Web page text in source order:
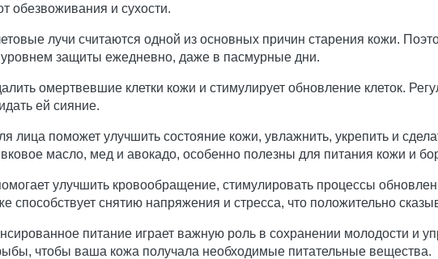
обезвоживания и сухости.
лучи считаются одной из основных причин старения кожи.
защиты ежедневно, даже в пасмурные дни.
омертвевшие клетки кожи и стимулирует обновление клеток.
ей сияние.
лица поможет улучшить состояние кожи, увлажнить, укрепить и
масло, мед и авокадо, особенно полезны для питания кожи и
улучшить кровообращение, стимулировать процессы
снятию напряжения и стресса, что положительно
питание играет важную роль в сохранении молодости и
чтобы ваша кожа получала необходимые питательные вещества.